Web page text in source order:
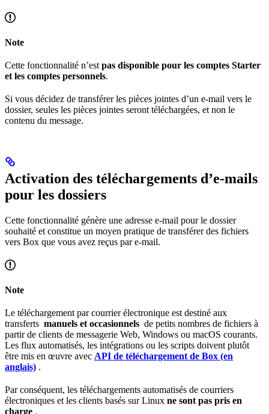
Note
Cette fonctionnalité n’est pas disponible pour les comptes Starter
et les comptes personnels.
Si vous décidez de transférer les pièces jointes d’un e-mail vers le
dossier, seules les pièces jointes seront téléchargées, et non le
contenu du message.
Activation des téléchargements d’e-mails
pour les dossiers
Cette fonctionnalité génère une adresse e-mail pour le dossier
souhaité et constitue un moyen pratique de transférer des fichiers
vers Box que vous avez reçus par e-mail.
Note
Le téléchargement par courrier électronique est destiné aux
transferts manuels et occasionnels de petits nombres de fichiers à
partir de clients de messagerie Web, Windows ou macOS courants.
Les flux automatisés, les intégrations ou les scripts doivent plutôt
être mis en œuvre avec API de téléchargement de Box (en
anglais) .
Par conséquent, les téléchargements automatisés de courriers
électroniques et les clients basés sur Linux ne sont pas pris en
charge .